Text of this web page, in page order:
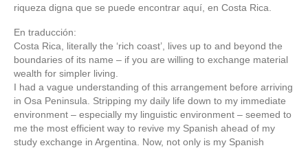
riqueza digna que se puede encontrar aquí, en Costa Rica.
En traducción:
Costa Rica, literally the ‘rich coast’, lives up to and beyond the
boundaries of its name – if you are willing to exchange material
wealth for simpler living.
I had a vague understanding of this arrangement before arriving
in Osa Peninsula. Stripping my daily life down to my immediate
environment – especially my linguistic environment – seemed to
me the most efficient way to revive my Spanish ahead of my
study exchange in Argentina. Now, not only is my Spanish